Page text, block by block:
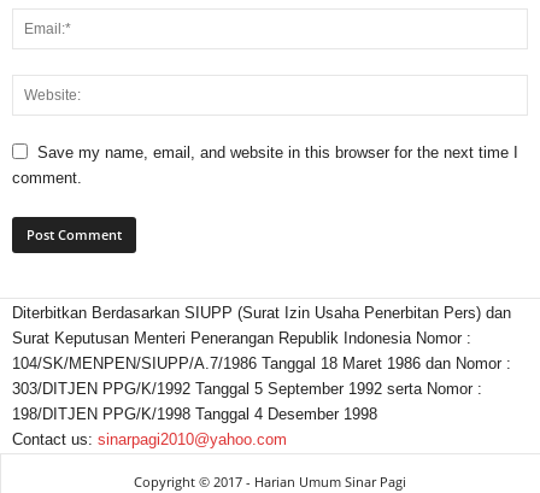
Save my name, email, and website in this browser for the next time I
comment.
Diterbitkan Berdasarkan SIUPP (Surat Izin Usaha Penerbitan Pers) dan
Surat Keputusan Menteri Penerangan Republik Indonesia Nomor :
104/SK/MENPEN/SIUPP/A.7/1986 Tanggal 18 Maret 1986 dan Nomor :
303/DITJEN PPG/K/1992 Tanggal 5 September 1992 serta Nomor :
198/DITJEN PPG/K/1998 Tanggal 4 Desember 1998
Contact us: sinarpagi2010@yahoo.com
Copyright © 2017 - Harian Umum Sinar Pagi